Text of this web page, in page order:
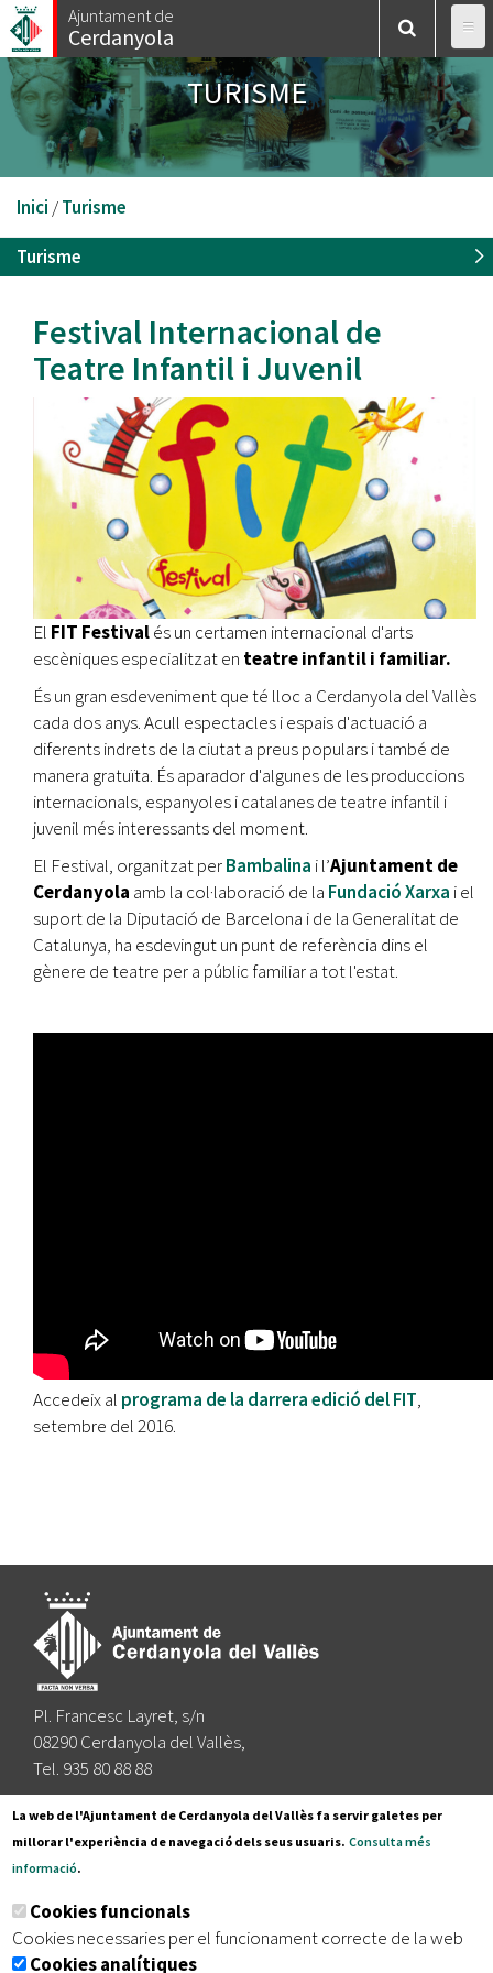
Vés
al
contingut
Ajuntament de
Cerdanyola
TURISME
Esteu
aquí
Inici /Turisme
Turisme
Festival Internacional de
Teatre Infantil i Juvenil
El FIT Festivalés un certamen internacional d'arts
escèniques especialitzat en teatre infantil i familiar.
És un gran esdeveniment que té lloc a Cerdanyola del Vallès
cada dos anys. Acull espectacles i espais d'actuació a
diferents indrets de la ciutat a preus populars i també de
manera gratuïta. És aparador d'algunes de les produccions
internacionals, espanyoles i catalanes de teatre infantil i
juvenil més interessants del moment.
El Festival, organitzat perBambalina i l’Ajuntament de
Cerdanyola amb la col·laboració de la Fundació Xarxa i el
suport de la Diputació de Barcelona i de la Generalitat de
Catalunya, ha esdevingut un punt de referència dins el
gènere de teatre per a públic familiar a tot l'estat.
Accedeix al programa de la darrera edició del FIT,
setembre del 2016.
Pl. Francesc Layret, s/n
08290 Cerdanyola del Vallès,
Tel. 935 80 88 88
Segueix-nos a:
Subscriu-te al nostre butlletí
La web de l'Ajuntament de Cerdanyola del Vallès fa servir galetes per
millorar l'experiència de navegació dels seus usuaris. Consulta més
informació.
Cookies funcionals
Cookies necessaries per el funcionament correcte de la web
Cookies analítiques